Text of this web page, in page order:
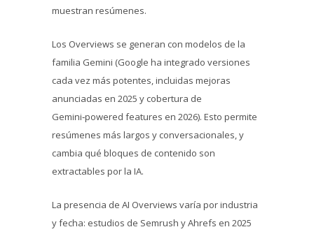
muestran resúmenes.
Los Overviews se generan con modelos de la
familia Gemini (Google ha integrado versiones
cada vez más potentes, incluidas mejoras
anunciadas en 2025 y cobertura de
Gemini‑powered features en 2026). Esto permite
resúmenes más largos y conversacionales, y
cambia qué bloques de contenido son
extractables por la IA.
La presencia de AI Overviews varía por industria
y fecha: estudios de Semrush y Ahrefs en 2025